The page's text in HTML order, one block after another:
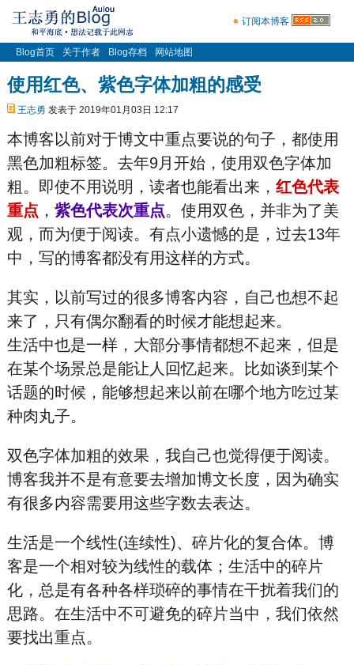
订阅本博客
Blog首页 关于作者 Blog存档 网站地图
使用红色、紫色字体加粗的感受
王志勇 发表于 2019年01月03日 12:17
本博客以前对于博文中重点要说的句子，都使用
黑色加粗标签。去年9月开始，使用双色字体加
粗。即使不用说明，读者也能看出来， 红色代表
重点 ， 紫色代表次重点。使用双色，并非为了美
观，而为便于阅读。有点小遗憾的是，过去13年
中，写的博客都没有用这样的方式。
其实，以前写过的很多博客内容，自己也想不起
来了，只有偶尔翻看的时候才能想起来。
生活中也是一样，大部分事情都想不起来，但是
在某个场景总是能让人回忆起来。比如谈到某个
话题的时候，能够想起来以前在哪个地方吃过某
种肉丸子。
双色字体加粗的效果，我自己也觉得便于阅读。
博客我并不是有意要去增加博文长度，因为确实
有很多内容需要用这些字数去表达。
生活是一个线性(连续性)、碎片化的复合体。博
客是一个相对较为线性的载体；生活中的碎片
化，总是有各种各样琐碎的事情在干扰着我们的
思路。在生活中不可避免的碎片当中，我们依然
要找出重点。